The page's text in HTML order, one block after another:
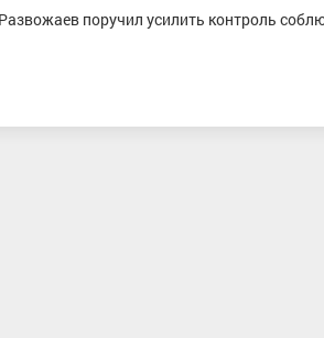
поручил усилить контроль